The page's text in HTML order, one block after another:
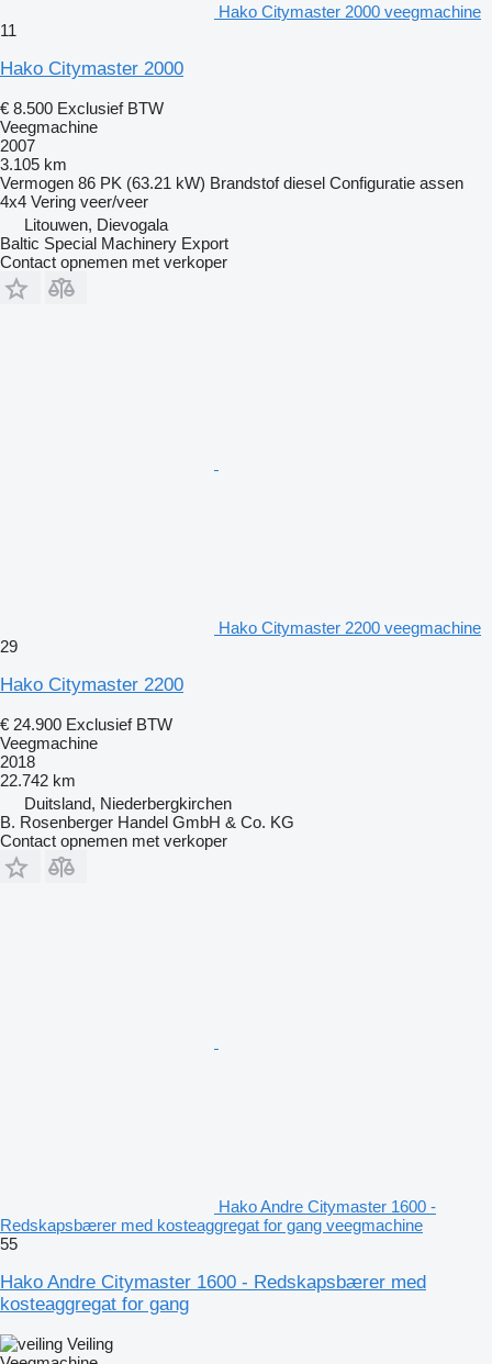
Hako Citymaster 2000 veegmachine
11
Hako Citymaster 2000
€ 8.500 Exclusief BTW
Veegmachine
2007
3.105 km
Vermogen 86 PK (63.21 kW) Brandstof diesel Configuratie assen
4x4 Vering veer/veer
Litouwen, Dievogala
Baltic Special Machinery Export
Contact opnemen met verkoper
Hako Citymaster 2200 veegmachine
29
Hako Citymaster 2200
€ 24.900 Exclusief BTW
Veegmachine
2018
22.742 km
Duitsland, Niederbergkirchen
B. Rosenberger Handel GmbH & Co. KG
Contact opnemen met verkoper
Hako Andre Citymaster 1600 -
Redskapsbærer med kosteaggregat for gang veegmachine
55
Hako Andre Citymaster 1600 - Redskapsbærer med
kosteaggregat for gang
Veiling